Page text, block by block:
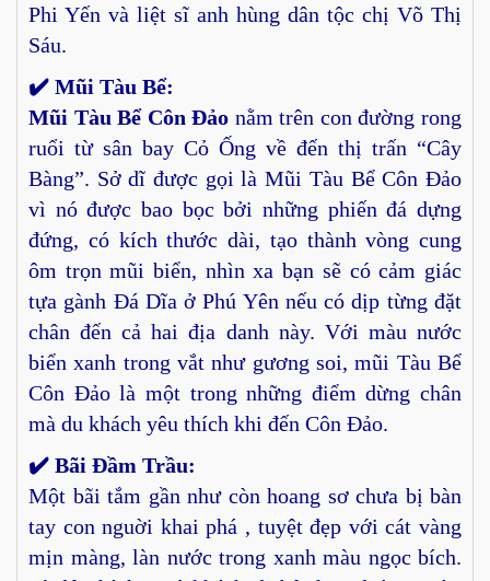
Phi Yến và liệt sĩ anh hùng dân tộc chị Võ Thị
Sáu.
✔️ Mũi Tàu Bể:
Mũi Tàu Bể Côn Đảo nằm trên con đường rong
ruổi từ sân bay Cỏ Ống về đến thị trấn “Cây
Bàng”. Sở dĩ được gọi là Mũi Tàu Bể Côn Đảo
vì nó được bao bọc bởi những phiến đá dựng
đứng, có kích thước dài, tạo thành vòng cung
ôm trọn mũi biển, nhìn xa bạn sẽ có cảm giác
tựa gành Đá Dĩa ở Phú Yên nếu có dịp từng đặt
chân đến cả hai địa danh này. Với màu nước
biển xanh trong vắt như gương soi, mũi Tàu Bể
Côn Đảo là một trong những điểm dừng chân
mà du khách yêu thích khi đến Côn Đảo.
✔️ Bãi Đầm Trầu:
Một bãi tắm gần như còn hoang sơ chưa bị bàn
tay con nguời khai phá , tuyệt đẹp với cát vàng
mịn màng, làn nước trong xanh màu ngọc bích.